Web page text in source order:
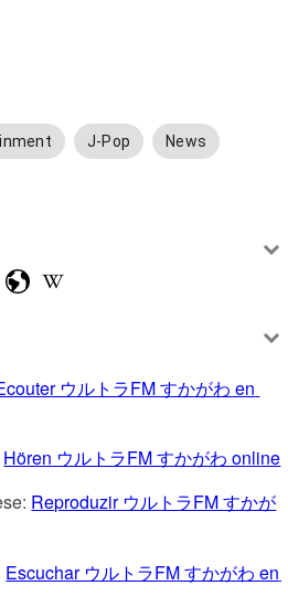
J-Pop News
ウルトラFM すかがわ en
Hören ウルトラFM すかがわ online
Reproduzir ウルトラFM すかが
Escuchar ウルトラFM すかがわ en